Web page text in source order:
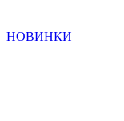
НОВИНКИ